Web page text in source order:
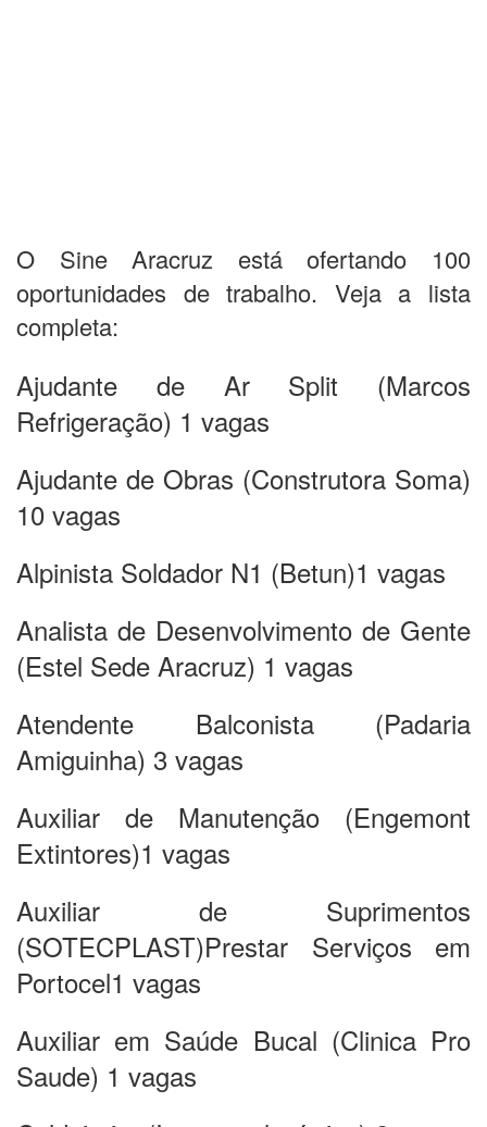
O Sine Aracruz está ofertando 100
oportunidades de trabalho. Veja a lista
completa:
Ajudante de Ar Split (Marcos
Refrigeração) 1 vagas
Ajudante de Obras (Construtora Soma)
10 vagas
Alpinista Soldador N1 (Betun)1 vagas
Analista de Desenvolvimento de Gente
(Estel Sede Aracruz) 1 vagas
Atendente Balconista (Padaria
Amiguinha) 3 vagas
Auxiliar de Manutenção (Engemont
Extintores)1 vagas
Auxiliar de Suprimentos
(SOTECPLAST)Prestar Serviços em
Portocel1 vagas
Auxiliar em Saúde Bucal (Clinica Pro
Saude) 1 vagas